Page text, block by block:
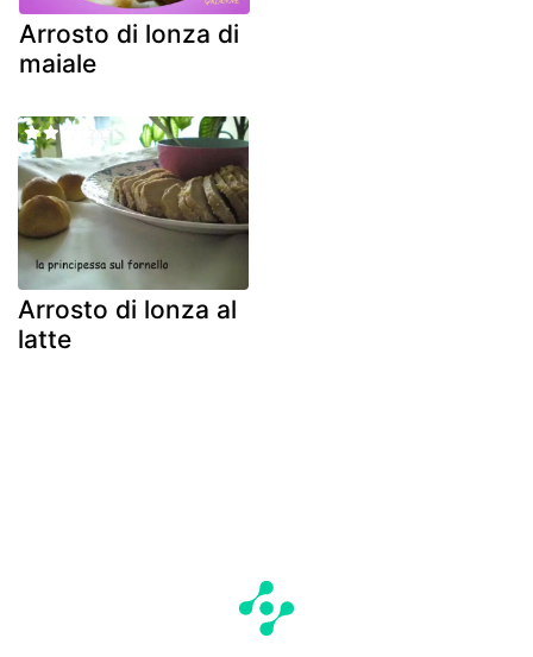
Arrosto di lonza di
maiale
Arrosto di lonza al
latte